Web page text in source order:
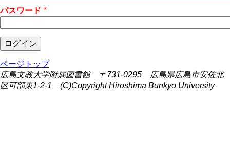
パスワード
ページトップ
広島文教大学附属図書館 〒731-0295 広島県広島市安佐北
区可部東1-2-1 (C)Copyright Hiroshima Bunkyo University